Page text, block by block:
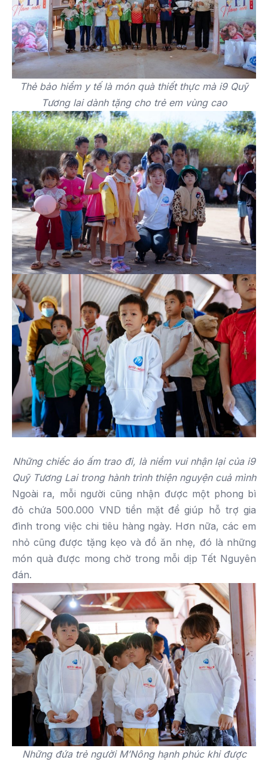
Thẻ bảo hiểm y tế là món quà thiết thực mà i9 Quỹ
Tương lai dành tặng cho trẻ em vùng cao
Những chiếc áo ấm trao đi, là niềm vui nhận lại của i9
Quỹ Tương Lai trong hành trình thiện nguyện cuả mình
Ngoài ra, mỗi người cũng nhận được một phong bì
đỏ chứa 500.000 VND tiền mặt để giúp hỗ trợ gia
đình trong việc chi tiêu hàng ngày. Hơn nữa, các em
nhỏ cũng được tặng kẹo và đồ ăn nhẹ, đó là những
món quà được mong chờ trong mỗi dịp Tết Nguyên
đán.
Những đứa trẻ người M’Nông hạnh phúc khi được